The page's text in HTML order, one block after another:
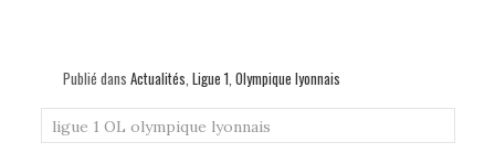
Publié dans Actualités, Ligue 1, Olympique lyonnais
ligue 1 OL olympique lyonnais